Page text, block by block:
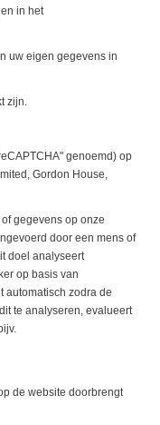
in het
uw eigen gegevens in
zijn.
genoemd) op
Gordon House,
gegevens op onze
door een mens of
doel analyseert
op basis van
automatisch zodra de
te analyseren, evalueert
de website doorbrengt